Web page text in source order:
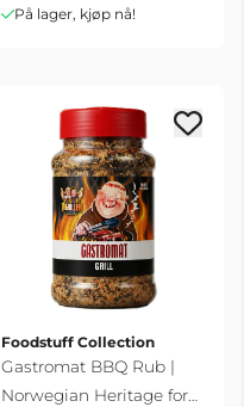
På lager, kjøp nå!
Foodstuff Collection
Gastromat BBQ Rub |
Norwegian Heritage for